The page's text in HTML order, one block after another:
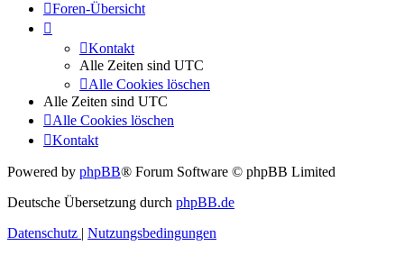
Foren-Übersicht
Kontakt
Alle Zeiten sind UTC
Alle Cookies löschen
Alle Zeiten sind UTC
Alle Cookies löschen
Kontakt
Powered by phpBB® Forum Software © phpBB Limited
Deutsche Übersetzung durch phpBB.de
Datenschutz
Nutzungsbedingungen